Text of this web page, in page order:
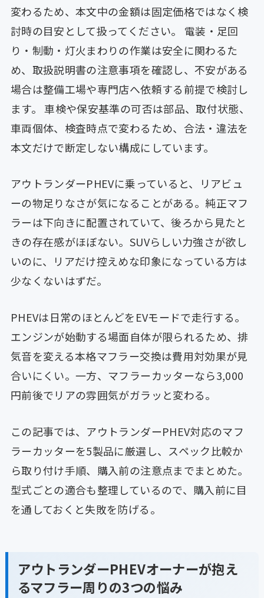
変わるため、本文中の金額は固定価格ではなく検
討時の目安として扱ってください。 電装・足回
り・制動・灯火まわりの作業は安全に関わるた
め、取扱説明書の注意事項を確認し、不安がある
場合は整備工場や専門店へ依頼する前提で検討し
ます。 車検や保安基準の可否は部品、取付状態、
車両個体、検査時点で変わるため、合法・違法を
本文だけで断定しない構成にしています。
アウトランダーPHEVに乗っていると、リアビュ
ーの物足りなさが気になることがある。純正マフ
ラーは下向きに配置されていて、後ろから見たと
きの存在感がほぼない。SUVらしい力強さが欲し
いのに、リアだけ控えめな印象になっている方は
少なくないはずだ。
PHEVは日常のほとんどをEVモードで走行する。
エンジンが始動する場面自体が限られるため、排
気音を変える本格マフラー交換は費用対効果が見
合いにくい。一方、マフラーカッターなら3,000
円前後でリアの雰囲気がガラッと変わる。
この記事では、アウトランダーPHEV対応のマフ
ラーカッターを5製品に厳選し、スペック比較か
ら取り付け手順、購入前の注意点までまとめた。
型式ごとの適合も整理しているので、購入前に目
を通しておくと失敗を防げる。
アウトランダーPHEVオーナーが抱え
るマフラー周りの3つの悩み